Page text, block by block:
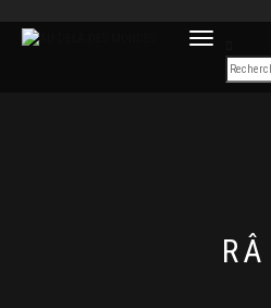
DÉPLIER
NAVIGATION
RÂ